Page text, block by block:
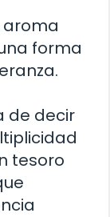
aroma
forma
de decir
tesoro